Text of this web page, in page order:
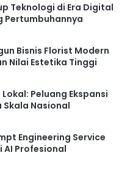
Teknologi di Era Digital
Pertumbuhannya
Bisnis Florist Modern
Nilai Estetika Tinggi
Peluang Ekspansi
Skala Nasional
Engineering Service
AI Profesional